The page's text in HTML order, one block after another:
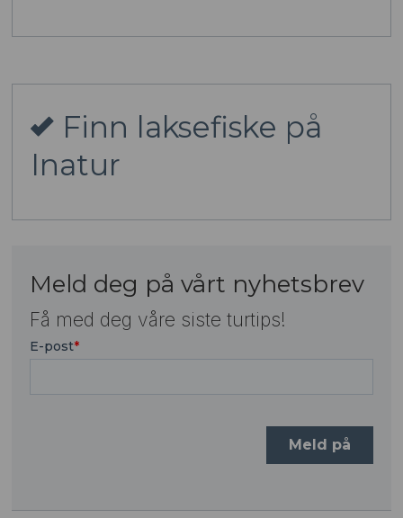
Finn laksefiske på
Inatur
Meld deg på vårt nyhetsbrev
Få med deg våre siste turtips!